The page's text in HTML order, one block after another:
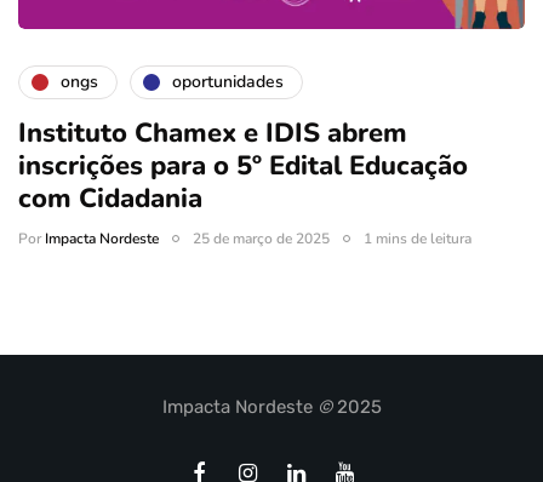
ongs oportunidades
Instituto Chamex e IDIS abrem
inscrições para o 5º Edital Educação
com Cidadania
PorImpacta Nordeste 25 de março de 2025 1 mins de leitura
Impacta Nordeste © 2025